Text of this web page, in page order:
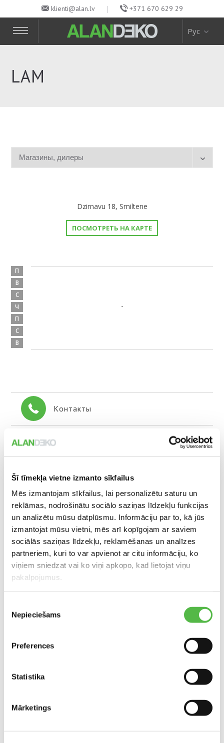
Šī tīmekļa vietne izmanto sīkfailus
Mēs izmantojam sīkfailus, lai personalizētu saturu un
reklāmas, nodrošinātu sociālo saziņas līdzekļu funkcijas
un analizētu mūsu datplūsmu. Informāciju par to, kā jūs
izmantojat mūsu vietni, mēs arī kopīgojam ar saviem
sociālās saziņas līdzekļu, reklamēšanas un analīzes
partneriem, kuri to var apvienot ar citu informāciju, ko
viņiem sniedzat vai ko viņi apkopo, kad lietojat viņu
pakalpojumus.
izvēle
Nepieciešams
Preferences
Statistika
Mārketings
klienti@alan.lv +371 670 629 29
Рус
LAM
Dzirnavu 18, Smiltene
ПОСМОТРЕТЬ НА КАРТЕ
П
В
С
Ч
П
С
В
-
Контакты
+371 647 745 64
lam@apollo.lv
Расположение в торговом центре
РАСПОЛОЖЕНИЕ НА КАРТЕ